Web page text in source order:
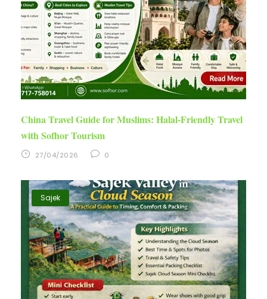
China Travel Guide for Muslims: Halal-Friendly Travel
with Sofhor Tourism
27/04/2026 0
Sajek